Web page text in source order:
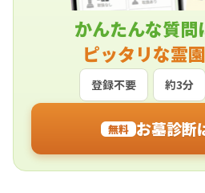
かんたんな質問
ピッタリな霊園
登録不要 約3分
無料 お墓診断